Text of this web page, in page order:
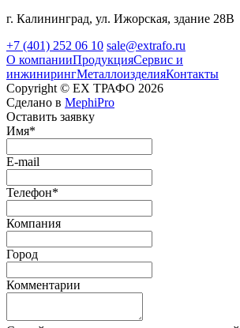
г. Калининград, ул. Ижорская, здание 28В
+7 (401) 252 06 10 sale@extrafo.ru
О компанииПродукцияСервис и
инжинирингМеталлоизделияКонтакты
Copyright © EX ТРАФО 2026
Сделано в MephiPro
Оставить заявку
Имя*
E-mail
Телефон*
Компания
Город
Комментарии